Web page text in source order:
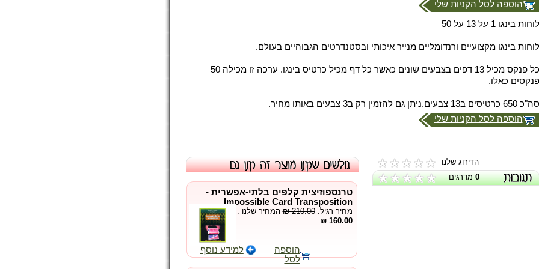
הוספה לסל הקניות שלי
לוחות בינגו 1 על 13 על 50
לוחות בינגו מקצועיים ורנדומליים מנייר איכותי ובסטנדרטים הגבוהיים בעולם.
כל פנקס מכיל 13 דפים בצבעים שונים כאשר כל דף מכיל כרטיס בינגו. ערכה זו מכילה 50
פנקסים כאלו.
סה"כ 650 כרטיסים ב13 צבעים.ניתן גם להזמין רק ב3 צבעים באותו מחיר.
הוספה לסל הקניות שלי
הדירוג שלנו
0מדרגים
טרנספוזיצית קלפים בלתי-אפשרית -
Impossible Card Transposition
מחיר רגיל:₪ 210.00המחיר שלנו :
160.00 ₪
הוספה
לסל
למידע נוסף